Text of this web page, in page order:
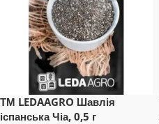
ТМ LEDAAGRO Шавлія
іспанська Чіа, 0,5 г